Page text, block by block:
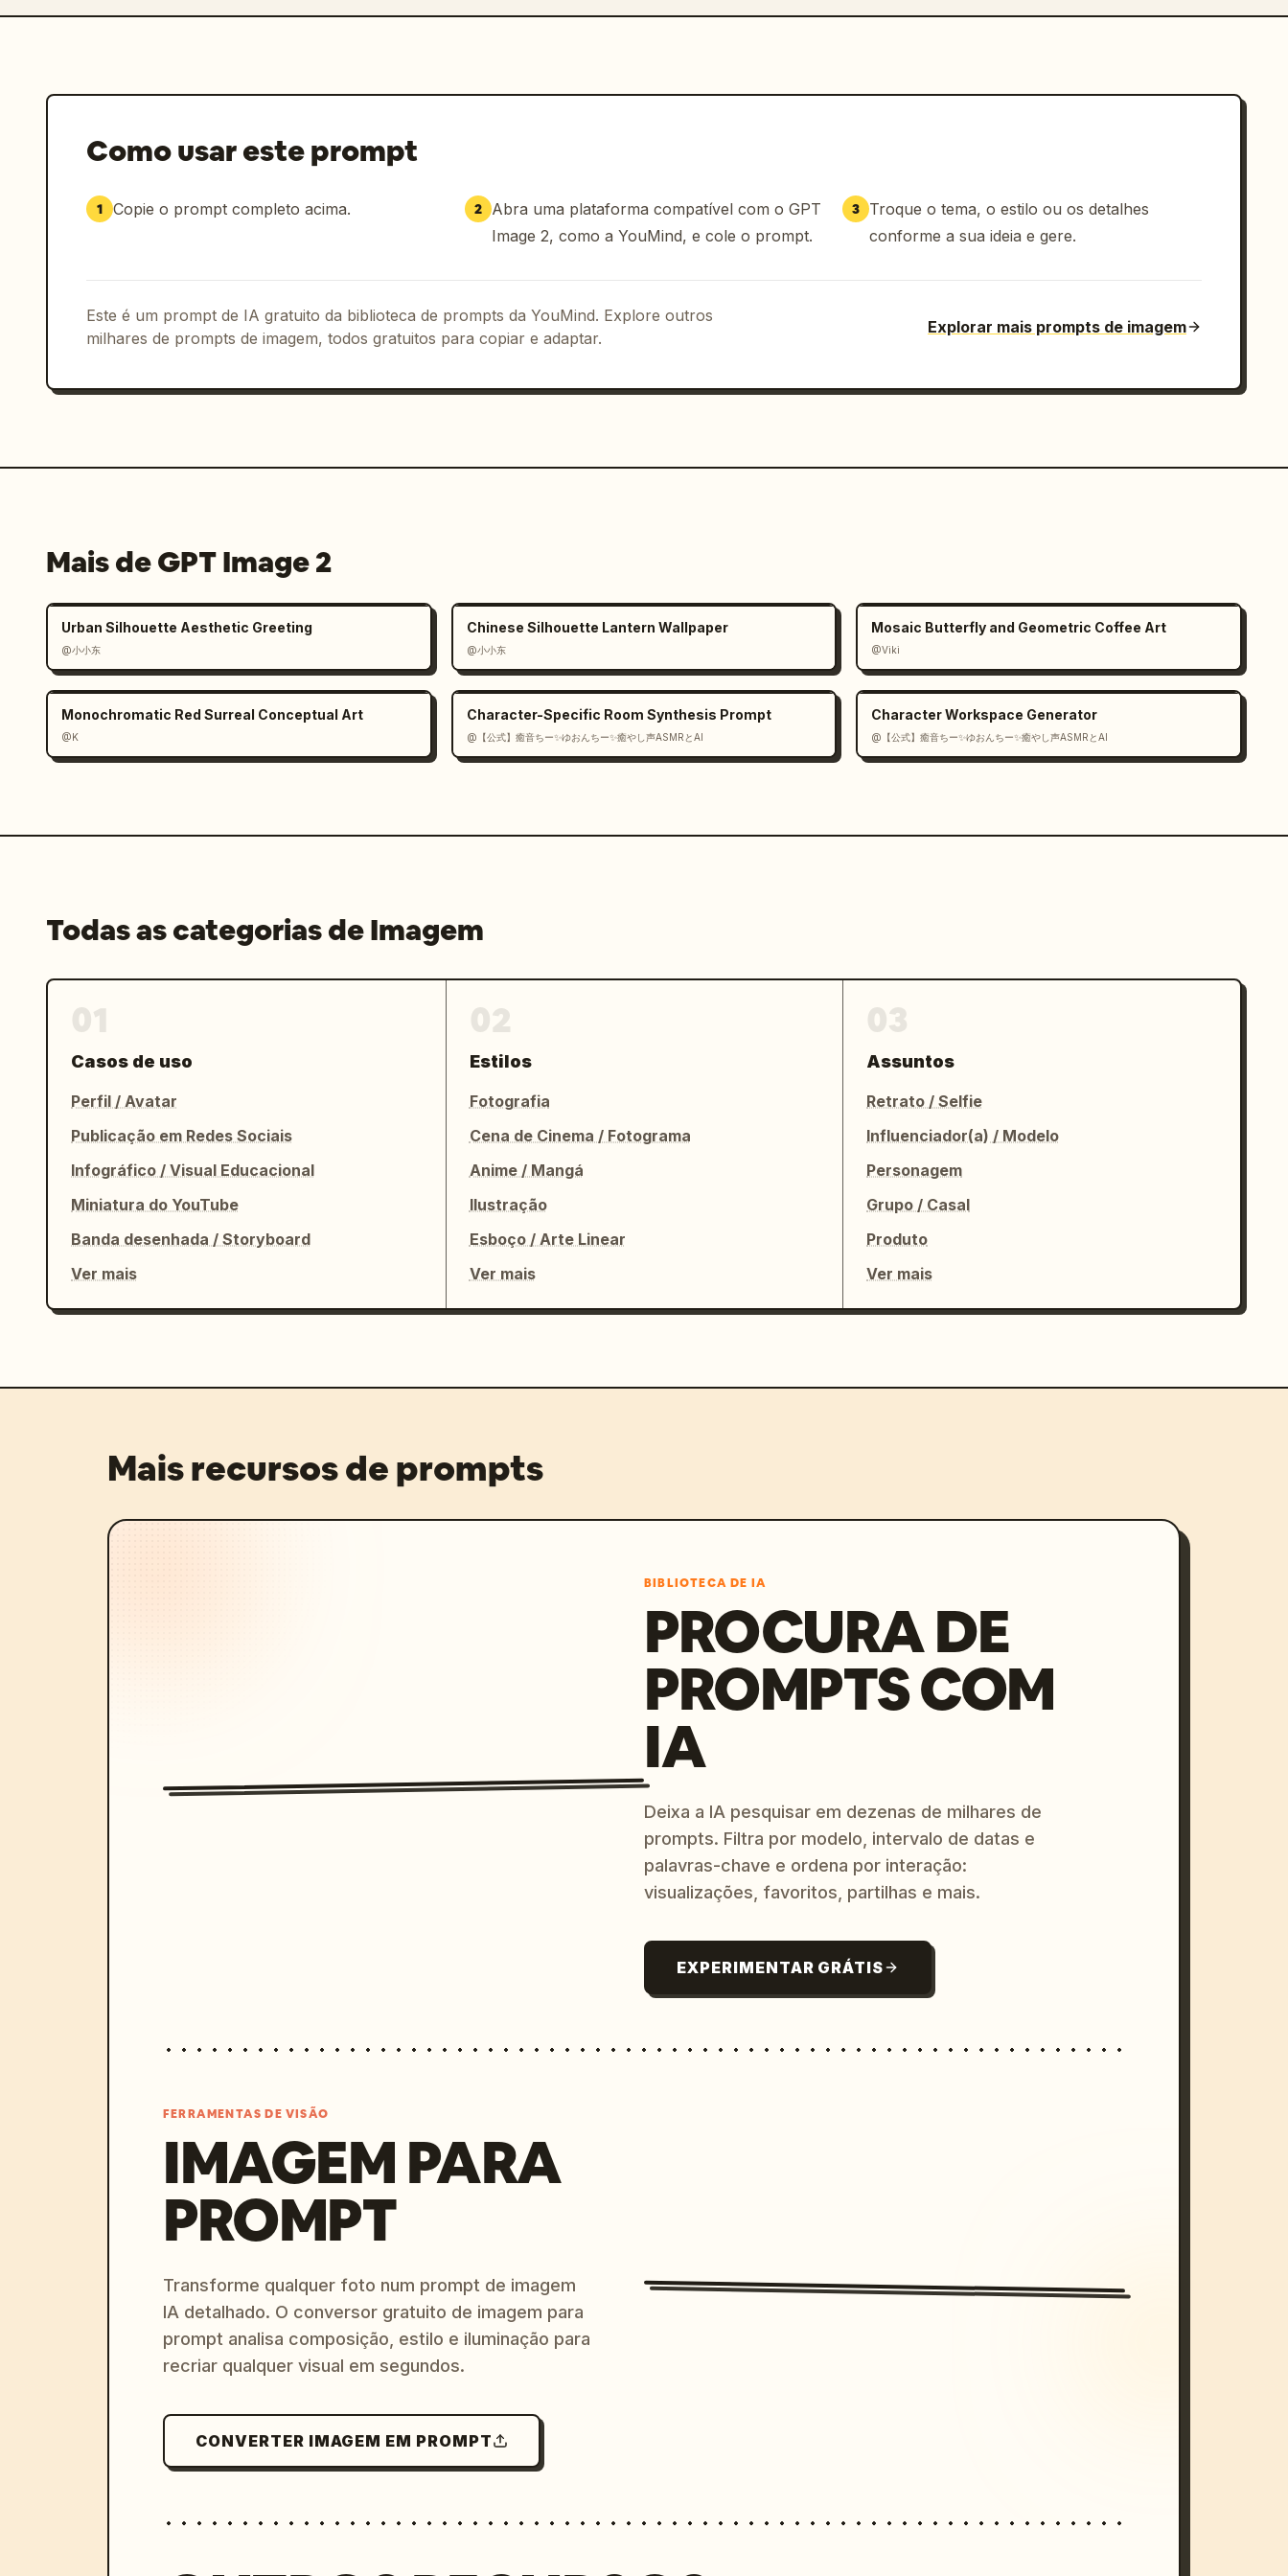
Como usar este prompt
1 Copie o prompt completo acima. 2 Abra uma plataforma compatível com o GPT
Image 2, como a YouMind, e cole o prompt.
3
Troque o tema, o estilo ou os detalhes
conforme a sua ideia e gere.
Este é um prompt de IA gratuito da biblioteca de prompts da YouMind. Explore outros
milhares de prompts de imagem, todos gratuitos para copiar e adaptar.
Explorar mais prompts de imagem
Mais de GPT Image 2
Urban Silhouette Aesthetic Greeting
@小小东
Chinese Silhouette Lantern Wallpaper
@小小东
Mosaic Butterfly and Geometric Coffee Art
@Viki
Monochromatic Red Surreal Conceptual Art
@K
Character-Specific Room Synthesis Prompt
@【公式】癒音ちー✨ゆおんちー✨癒やし声ASMRとAI
Character Workspace Generator
@【公式】癒音ちー✨ゆおんちー✨癒やし声ASMRとAI
Todas as categorias de Imagem
Casos de uso
Perfil / Avatar
Publicação em Redes Sociais
Infográfico / Visual Educacional
Miniatura do YouTube
Banda desenhada / Storyboard
Ver mais
Estilos
Fotografia
Cena de Cinema / Fotograma
Anime / Mangá
Ilustração
Esboço / Arte Linear
Ver mais
Assuntos
Retrato / Selfie
Influenciador(a) / Modelo
Personagem
Grupo / Casal
Produto
Ver mais
Mais recursos de prompts
BIBLIOTECA DE IA
PROCURA DE
PROMPTS COM
IA
Deixa a IA pesquisar em dezenas de milhares de
prompts. Filtra por modelo, intervalo de datas e
palavras-chave e ordena por interação:
visualizações, favoritos, partilhas e mais.
EXPERIMENTAR GRÁTIS
FERRAMENTAS DE VISÃO
IMAGEM PARA
PROMPT
Transforme qualquer foto num prompt de imagem
IA detalhado. O conversor gratuito de imagem para
prompt analisa composição, estilo e iluminação para
recriar qualquer visual em segundos.
CONVERTER IMAGEM EM PROMPT